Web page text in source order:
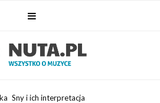
Sny i ich interpretacja